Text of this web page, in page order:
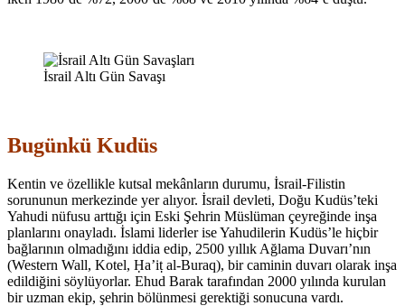
İsrail Altı Gün Savaşı
Bugünkü Kudüs
Kentin ve özellikle kutsal mekânların durumu, İsrail-Filistin
sorununun merkezinde yer alıyor. İsrail devleti, Doğu Kudüs’teki
Yahudi nüfusu arttığı için Eski Şehrin Müslüman çeyreğinde inşa
planlarını onayladı. İslami liderler ise Yahudilerin Kudüs’le hiçbir
bağlarının olmadığını iddia edip, 2500 yıllık Ağlama Duvarı’nın
(Western Wall, Kotel, Ḥa’iṭ al-Buraq), bir caminin duvarı olarak inşa
edildiğini söylüyorlar. Ehud Barak tarafından 2000 yılında kurulan
bir uzman ekip, şehrin bölünmesi gerektiği sonucuna vardı.